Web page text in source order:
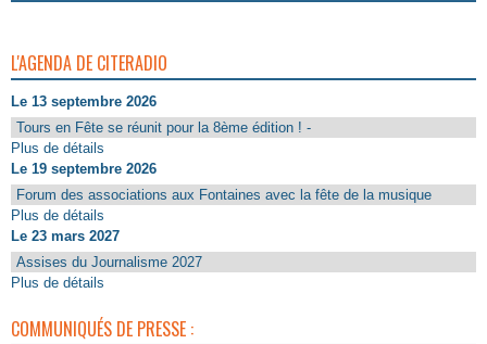
L'AGENDA DE CITERADIO
Le 13 septembre 2026
Tours en Fête se réunit pour la 8ème édition ! -
Plus de détails
Le 19 septembre 2026
Forum des associations aux Fontaines avec la fête de la musique
Plus de détails
Le 23 mars 2027
Assises du Journalisme 2027
Plus de détails
COMMUNIQUÉS DE PRESSE :